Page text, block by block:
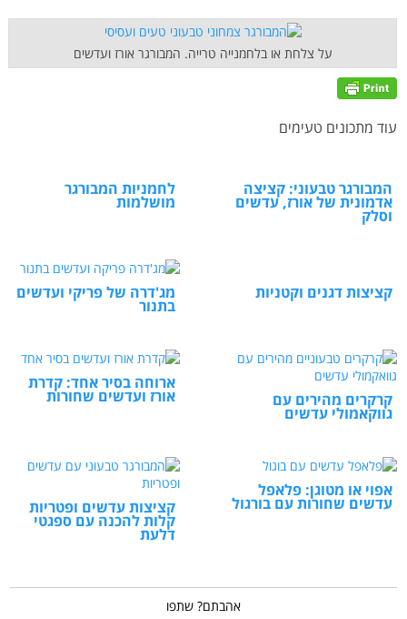
על צלחת או בלחמנייה טרייה. המבורגר אורז ועדשים
עוד מתכונים טעימים
המבורגר טבעוני: קציצה
אדמונית של אורז, עדשים
וסלק
לחמניות המבורגר
מושלמות
קציצות דגנים וקטניות מג'דרה של פריקי ועדשים
בתנור
קרקרים מהירים עם
גווקאמולי עדשים
ארוחה בסיר אחד: קדרת
אורז ועדשים שחורות
אפוי או מטוגן: פלאפל
עדשים שחורות עם בורגול קציצות עדשים ופטריות
קלות להכנה עם ספגטי
דלעת
אהבתם? שתפו